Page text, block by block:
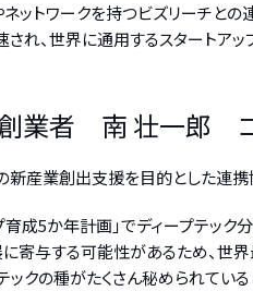
ットワークを持つビズリーチと
、世界に通用するスタートアッ
創業者 南 壮一郎
新産業創出支援を目的とした連携
成5か年計画」でディープテッ
寄与する可能性があるため、世
クの種がたくさん秘められてい